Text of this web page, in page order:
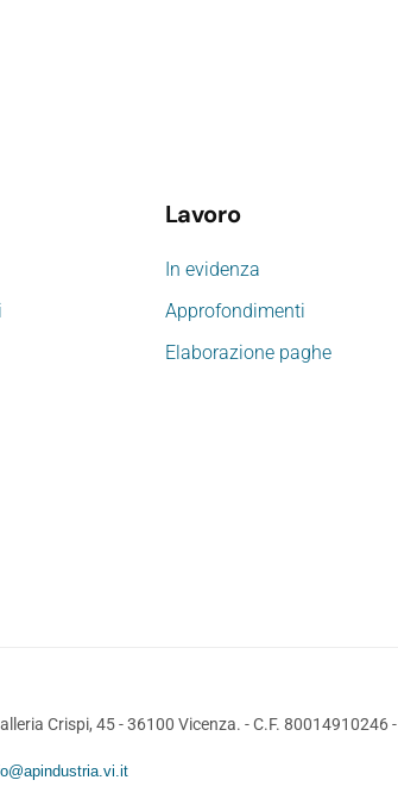
Lavoro
In evidenza
Approfondimenti
Elaborazione paghe
Crispi, 45 - 36100 Vicenza. - C.F. 80014910246 -